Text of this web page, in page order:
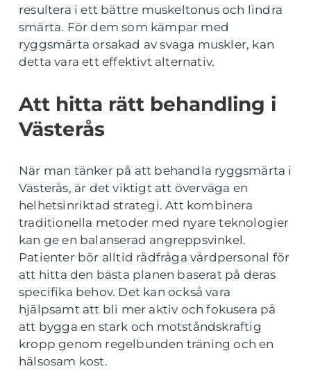
resultera i ett bättre muskeltonus och lindra
smärta. För dem som kämpar med
ryggsmärta orsakad av svaga muskler, kan
detta vara ett effektivt alternativ.
Att hitta rätt behandling i
Västerås
När man tänker på att behandla ryggsmärta i
Västerås, är det viktigt att överväga en
helhetsinriktad strategi. Att kombinera
traditionella metoder med nyare teknologier
kan ge en balanserad angreppsvinkel.
Patienter bör alltid rådfråga vårdpersonal för
att hitta den bästa planen baserat på deras
specifika behov. Det kan också vara
hjälpsamt att bli mer aktiv och fokusera på
att bygga en stark och motståndskraftig
kropp genom regelbunden träning och en
hälsosam kost.